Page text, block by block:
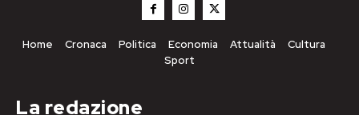
Home Cronaca Politica Economia Attualità
Cultura
Sport
La redazione